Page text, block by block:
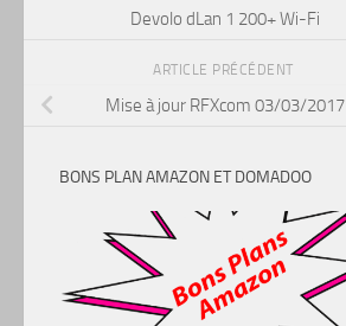
Devolo dLan 1 200+ Wi-Fi
ARTICLE PRÉCÉDENT
Mise à jour RFXcom 03/03/2017
BONS PLAN AMAZON ET DOMADOO